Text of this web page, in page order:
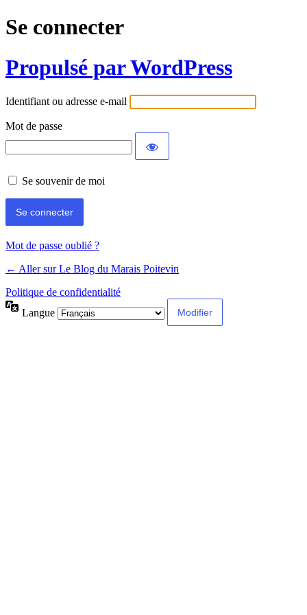
Se connecter
Propulsé par WordPress
Identifiant ou adresse e-mail
Mot de passe
Se souvenir de moi
Mot de passe oublié ?
← Aller sur Le Blog du Marais Poitevin
Politique de confidentialité
Langue